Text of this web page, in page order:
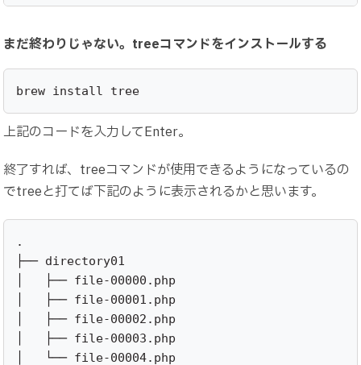
まだ終わりじゃない。treeコマンドをインストールする
brew install tree
上記のコードを入力してEnter。
終了すれば、treeコマンドが使用できるようになっているの
でtreeと打てば下記のように表示されるかと思います。
.
├── directory01
│   ├── file-00000.php
│   ├── file-00001.php
│   ├── file-00002.php
│   ├── file-00003.php
│   └── file-00004.php